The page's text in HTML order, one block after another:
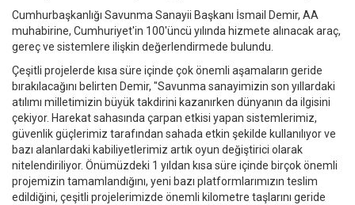
Cumhurbaşkanlığı Savunma Sanayii Başkanı İsmail Demir, AA
muhabirine, Cumhuriyet'in 100'üncü yılında hizmete alınacak araç,
gereç ve sistemlere ilişkin değerlendirmede bulundu.
Çeşitli projelerde kısa süre içinde çok önemli aşamaların geride
bırakılacağını belirten Demir, "Savunma sanayimizin son yıllardaki
atılımı milletimizin büyük takdirini kazanırken dünyanın da ilgisini
çekiyor. Harekat sahasında çarpan etkisi yapan sistemlerimiz,
güvenlik güçlerimiz tarafından sahada etkin şekilde kullanılıyor ve
bazı alanlardaki kabiliyetlerimiz artık oyun değiştirici olarak
nitelendiriliyor. Önümüzdeki 1 yıldan kısa süre içinde birçok önemli
projemizin tamamlandığını, yeni bazı platformlarımızın teslim
edildiğini, çeşitli projelerimizde önemli kilometre taşlarını geride